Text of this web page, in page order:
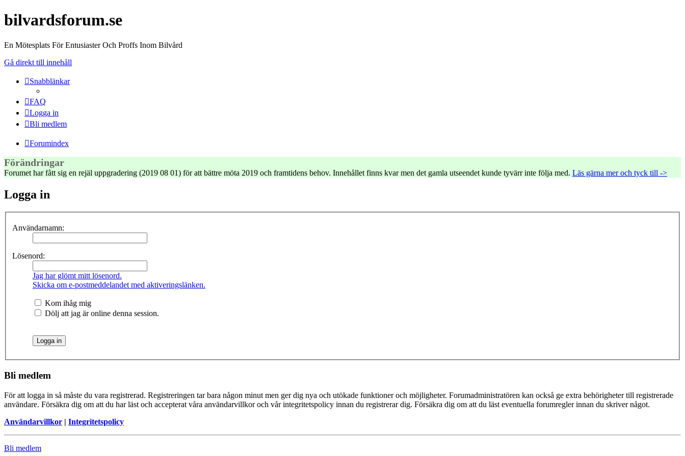
bilvardsforum.se
En Mötesplats För Entusiaster Och Proffs Inom Bilvård
Gå direkt till innehåll
Snabblänkar
FAQ
Logga in
Bli medlem
Forumindex
Förändringar
Forumet har fått sig en rejäl uppgradering (2019 08 01) för att bättre möta 2019 och framtidens behov. Innehållet finns kvar men det gamla utseendet kunde tyvärr inte följa med. Läs gärna mer och tyck till ->
Logga in
Användarnamn:
Lösenord:
Jag har glömt mitt lösenord.
Skicka om e-postmeddelandet med aktiveringslänken.
Kom ihåg mig
Dölj att jag är online denna session.
Bli medlem
För att logga in så måste du vara registrerad. Registreringen tar bara någon minut men ger dig nya och utökade funktioner och möjligheter. Forumadministratören kan också ge extra behörigheter till registrerade
användare. Försäkra dig om att du har läst och accepterat våra användarvillkor och vår integritetspolicy innan du registrerar dig. Försäkra dig om att du läst eventuella forumregler innan du skriver något.
Användarvillkor | Integritetspolicy
Bli medlem